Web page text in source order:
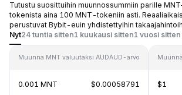
Tutustu suosittuihin muunnossummiin parille
tokenista aina 100 MNT-tokeniin asti.
perustuvat Bybit-euin yhdistettyihin
Nyt24 tuntia sitten1 kuukausi sitten1 vuosi sitten
Muunna MNT valuutaksi AUDAUD-arvo
0.001 MNT $0.00058791 $1